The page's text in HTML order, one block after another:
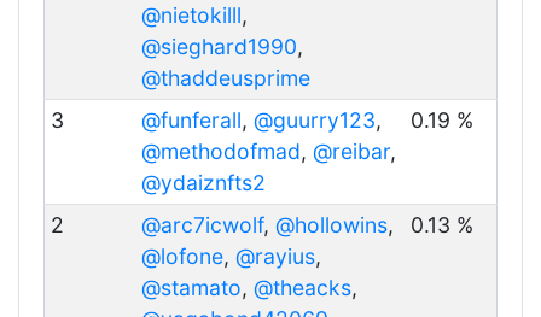
@nietokilll,
@sieghard1990,
@thaddeusprime
3 @funferall, @guurry123,
@methodofmad, @reibar,
@ydaiznfts2
0.19 %
2 @arc7icwolf, @hollowins,
@lofone, @rayius,
@stamato, @theacks,
0.13 %